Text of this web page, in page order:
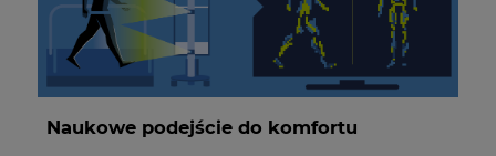
Naukowe podejście do komfortu